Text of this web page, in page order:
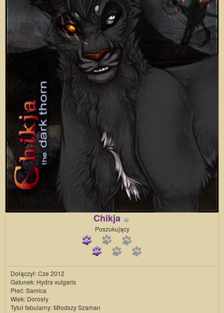
Chikja
Poszukujący
Dołączył: Cze 2012
Gatunek: Hydra vulgaris
Płeć: Samica
Wiek: Dorosły
Tytuł fabularny: Młodszy Szaman